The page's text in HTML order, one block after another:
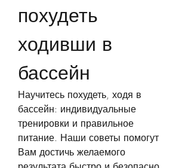
похудеть
ходивши в
бассейн
Научитесь похудеть, ходя в
бассейн: индивидуальные
тренировки и правильное
питание. Наши советы помогут
Вам достичь желаемого